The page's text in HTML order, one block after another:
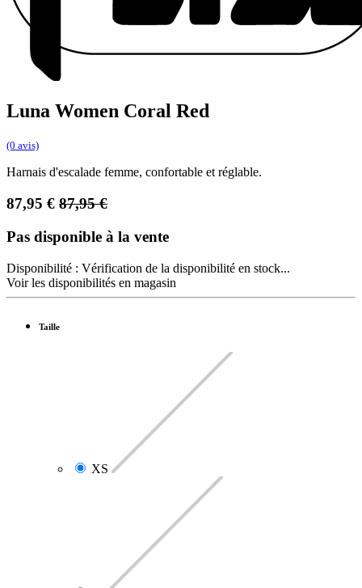
Luna Women Coral Red
(0 avis)
Harnais d'escalade femme, confortable et réglable.
87,95 € 87,95€
Pas disponible à la vente
Disponibilité : Vérification de la disponibilité en stock...
Voir les disponibilités en magasin
Taille
XS